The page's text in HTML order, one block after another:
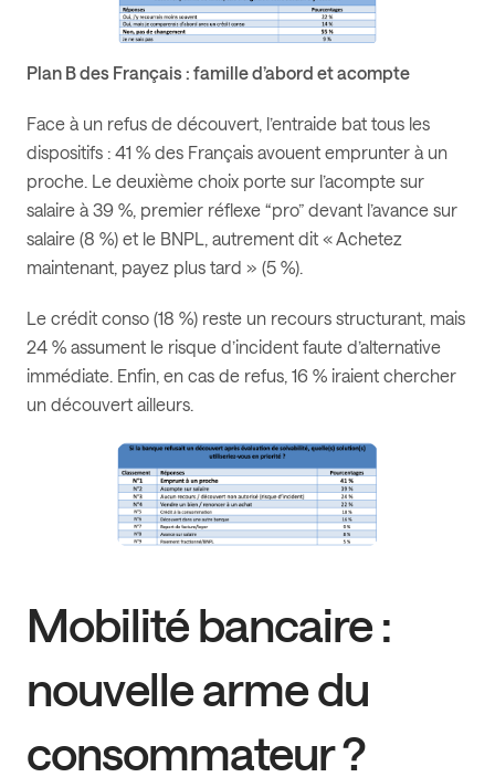
Plan B des Français : famille d’abord et acompte
Face à un refus de découvert, l’entraide bat tous les
dispositifs : 41 % des Français avouent emprunter à un
proche. Le deuxième choix porte sur l’acompte sur
salaire à 39 %, premier réflexe “pro” devant l’avance sur
salaire (8 %) et le BNPL, autrement dit « Achetez
maintenant, payez plus tard » (5 %).
Le crédit conso (18 %) reste un recours structurant, mais
24 % assument le risque d’incident faute d’alternative
immédiate. Enfin, en cas de refus, 16 % iraient chercher
un découvert ailleurs.
Mobilité bancaire :
nouvelle arme du
consommateur ?